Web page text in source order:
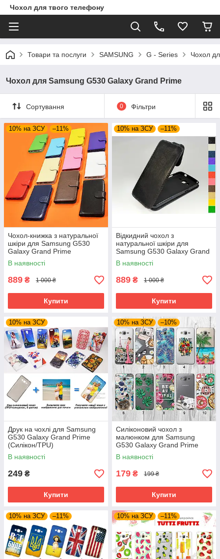
Чохол для твого телефону
Товари та послуги SAMSUNG G - Series Чохол
Чохол для Samsung G530 Galaxy Grand Prime
Сортування 0 Фільтри
10% на ЗСУ –11%
Чохол-книжка з натуральної
шкіри для Samsung G530
Galaxy Grand Prime
В наявності
889 ₴ 1 000 ₴
Купити
10% на ЗСУ –11%
Відкидний чохол з
натуральної шкіри для
Samsung G530 Galaxy Grand
Prime
В наявності
889 ₴ 1 000 ₴
Купити
10% на ЗСУ
Друк на чохлі для Samsung
G530 Galaxy Grand Prime
(Силікон/TPU)
В наявності
249 ₴
Купити
10% на ЗСУ –10%
Силіконовий чохол з
малюнком для Samsung
G530 Galaxy Grand Prime
(new collection)
В наявності
179 ₴ 199 ₴
Купити
10% на ЗСУ –11% 10% на ЗСУ –11%